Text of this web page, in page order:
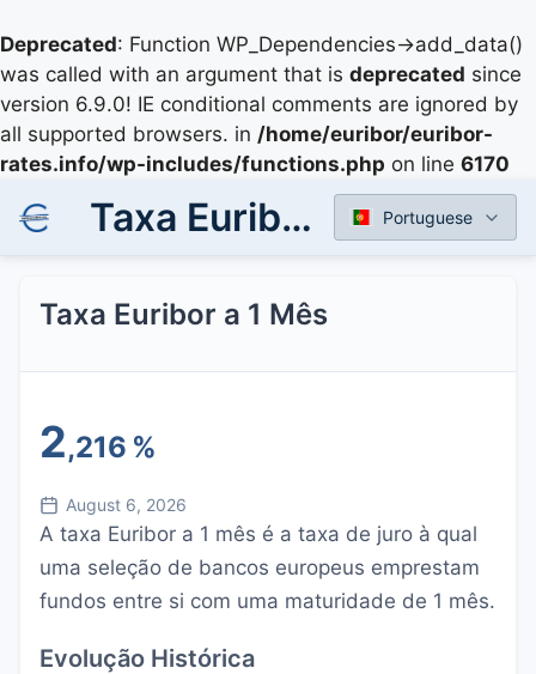
Deprecated: Function WP_Dependencies->add_data()
was called with an argument that is deprecated since
version 6.9.0! IE conditional comments are ignored by
all supported browsers. in /home/euribor/euribor-
rates.info/wp-includes/functions.php on line 6170
Taxa Euribor a 1 Mês Portuguese
Taxa Euribor a 1 Mês
2,216 %
August 6, 2026
A taxa Euribor a 1 mês é a taxa de juro à qual
uma seleção de bancos europeus emprestam
fundos entre si com uma maturidade de 1 mês.
Evolução Histórica